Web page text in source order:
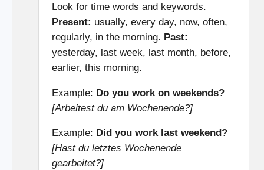
Look for time words and keywords.
Present: usually, every day, now, often,
regularly, in the morning. Past:
yesterday, last week, last month, before,
earlier, this morning.
Example: Do you work on weekends?
[Arbeitest du am Wochenende?]
Example: Did you work last weekend?
[Hast du letztes Wochenende
gearbeitet?]